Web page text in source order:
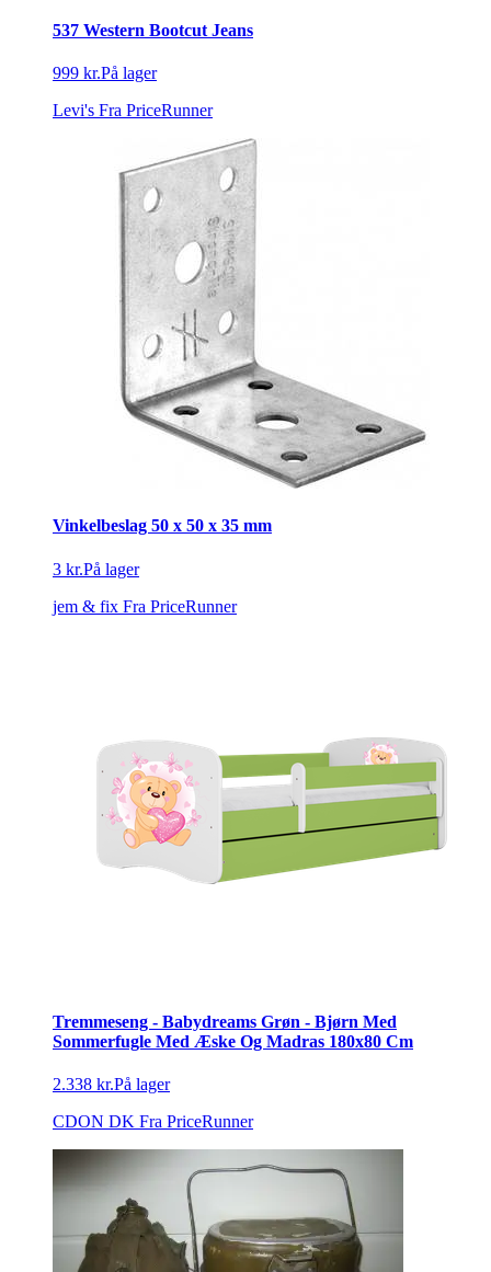
537 Western Bootcut Jeans
999 kr.På lager
Levi's Fra PriceRunner
Vinkelbeslag 50 x 50 x 35 mm
3 kr.På lager
jem & fix Fra PriceRunner
Tremmeseng - Babydreams Grøn - Bjørn Med
Sommerfugle Med Æske Og Madras 180x80 Cm
2.338 kr.På lager
CDON DK Fra PriceRunner